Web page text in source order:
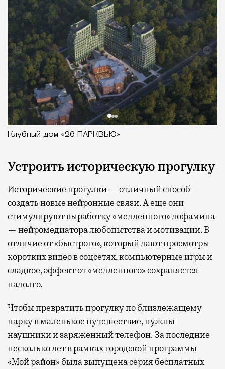
Клубный дом «26 ПАРКВЬЮ»
Устроить историческую прогулку
Исторические прогулки — отличный способ
создать новые нейронные связи. А еще они
стимулируют выработку «медленного» дофамина
— нейромедиатора любопытства и мотивации. В
отличие от «быстрого», который дают просмотры
коротких видео в соцсетях, компьютерные игры и
сладкое, эффект от «медленного» сохраняется
надолго.
Чтобы превратить прогулку по близлежащему
парку в маленькое путешествие, нужны
наушники и заряженный телефон. За последние
несколько лет в рамках городской программы
«Мой район» была выпущена серия бесплатных